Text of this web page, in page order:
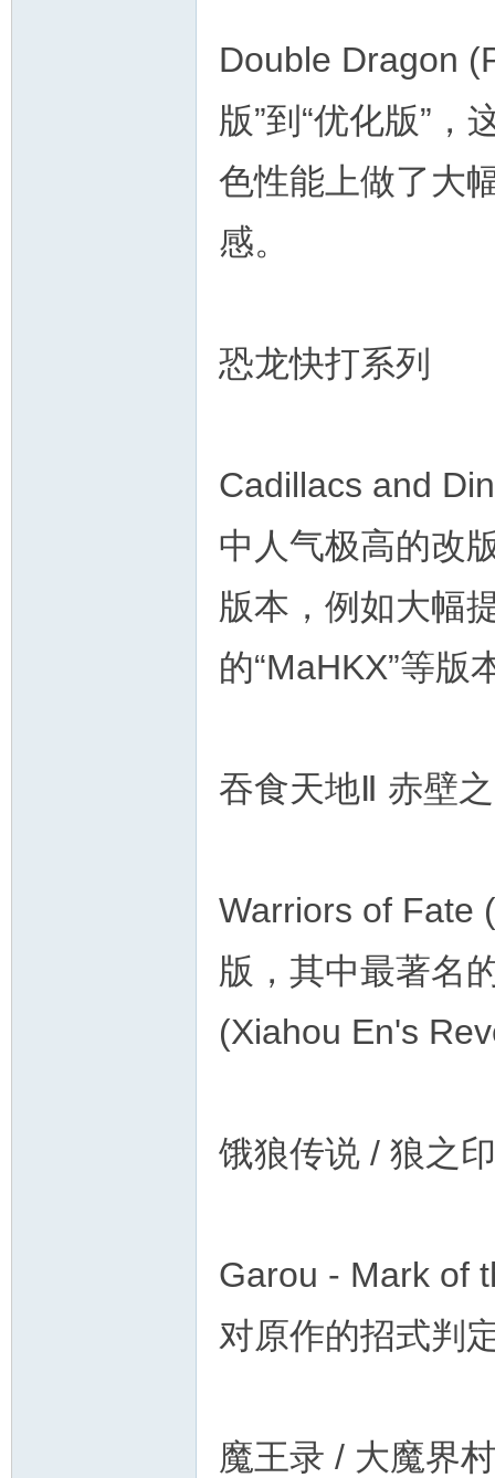
Double Dragon
版”到“优化版”
色性能上做了大
感。
恐龙快打系列
Cadillacs and
中人气极高的改
版本，例如大幅
的“MaHKX”等版
吞食天地Ⅱ 赤壁
Warriors of Fate
版，其中最著名
(Xiahou En's
饿狼传说 / 狼之
Garou - Mark of
对原作的招式判
魔王录 / 大魔界村